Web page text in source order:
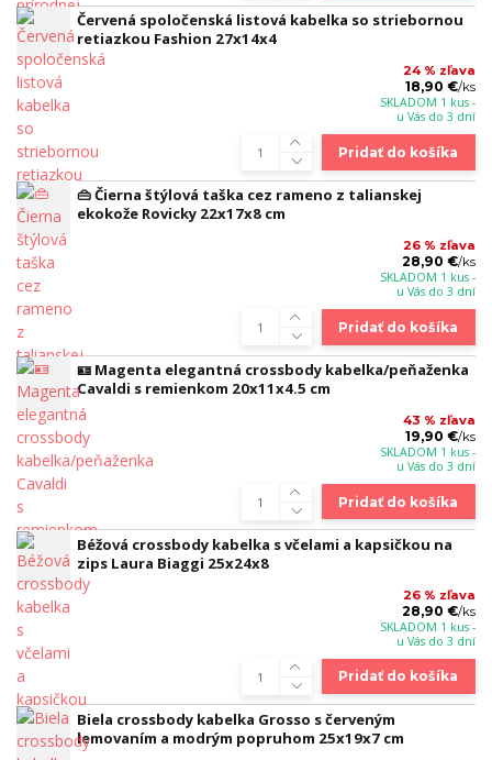
Červená spoločenská listová kabelka so striebornou
retiazkou Fashion 27x14x4
24 % zľava
18,90 €/ks
SKLADOM 1 kus -
u Vás do 3 dní
Pridať do košíka
👜 Čierna štýlová taška cez rameno z talianskej
ekokože Rovicky 22x17x8 cm
26 % zľava
28,90 €/ks
SKLADOM 1 kus -
u Vás do 3 dní
Pridať do košíka
🪪 Magenta elegantná crossbody kabelka/peňaženka
Cavaldi s remienkom 20x11x4.5 cm
43 % zľava
19,90 €/ks
SKLADOM 1 kus -
u Vás do 3 dní
Pridať do košíka
Béžová crossbody kabelka s včelami a kapsičkou na
zips Laura Biaggi 25x24x8
26 % zľava
28,90 €/ks
SKLADOM 1 kus -
u Vás do 3 dní
Pridať do košíka
Biela crossbody kabelka Grosso s červeným
lemovaním a modrým popruhom 25x19x7 cm